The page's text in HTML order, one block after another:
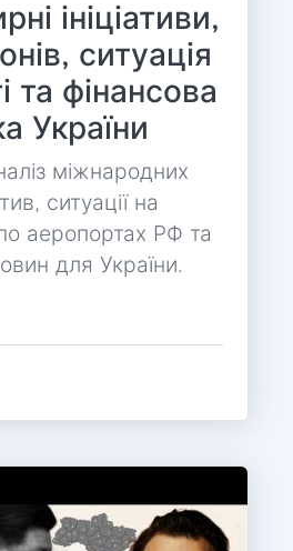
ініціативи,
ситуація
та фінансова
України
міжнародних
ситуації на
аеропортах РФ та
для України.